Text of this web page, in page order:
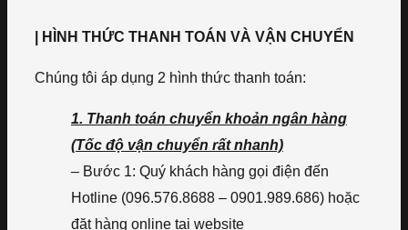
| HÌNH THỨC THANH TOÁN VÀ VẬN CHUYỂN
Chúng tôi áp dụng 2 hình thức thanh toán:
1. Thanh toán chuyển khoản ngân hàng
(Tốc độ vận chuyển rất nhanh)
– Bước 1: Quý khách hàng gọi điện đến
Hotline (096.576.8688 – 0901.989.686) hoặc
đặt hàng online tại website